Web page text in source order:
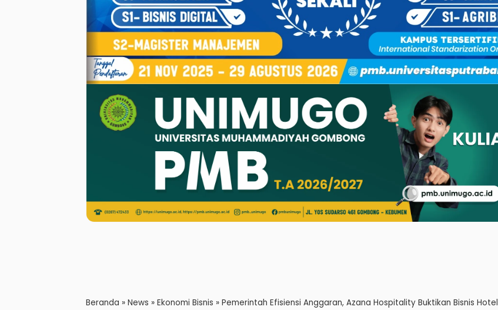
Beranda » News » Ekonomi Bisnis » Pemerintah Efisiensi Anggaran, Azana Hospitality Buktikan Bisnis Hotel